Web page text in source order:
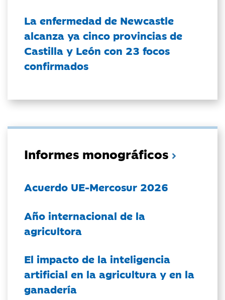
La enfermedad de Newcastle
alcanza ya cinco provincias de
Castilla y León con 23 focos
confirmados
Informes monográficos
Acuerdo UE-Mercosur 2026
Año internacional de la
agricultora
El impacto de la inteligencia
artificial en la agricultura y en la
ganadería